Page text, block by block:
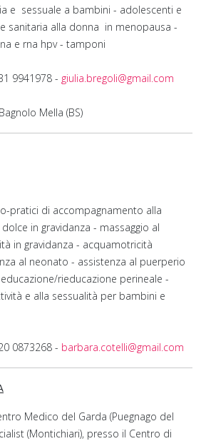
e sessuale a bambini - adolescenti e
sanitaria alla donna in menopausa -
e rna hpv - tamponi
9941978 - giulia.bregoli@gmail.com
Mella (BS)
pratici di accompagnamento alla
in gravidanza - massaggio al
in gravidanza - acquamotricità
al neonato - assistenza al puerperio
rieducazione perineale -
e alla sessualità per bambini e
0873268 - barbara.cotelli@gmail.com
Medico del Garda (Puegnago del
(Montichiari), presso il Centro di